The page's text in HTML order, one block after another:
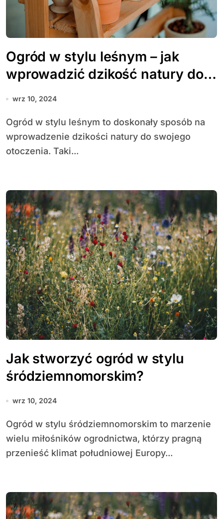
Ogród w stylu leśnym – jak
wprowadzić dzikość natury do
swojego ogrodu?
wrz 10, 2024
Ogród w stylu leśnym to doskonały sposób na
wprowadzenie dzikości natury do swojego
otoczenia. Taki...
Jak stworzyć ogród w stylu
śródziemnomorskim?
wrz 10, 2024
Ogród w stylu śródziemnomorskim to marzenie
wielu miłośników ogrodnictwa, którzy pragną
przenieść klimat południowej Europy...